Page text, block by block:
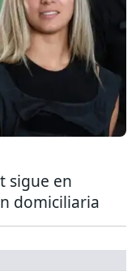
sigue en
domiciliaria